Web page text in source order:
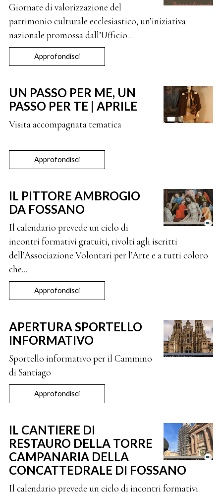
Giornate di valorizzazione del
patrimonio culturale ecclesiastico, un’iniziativa
nazionale promossa dall’Ufficio...
Approfondisci
UN PASSO PER ME, UN
PASSO PER TE | APRILE
Visita accompagnata tematica
Approfondisci
IL PITTORE AMBROGIO
DA FOSSANO
Il calendario prevede un ciclo di
incontri formativi gratuiti, rivolti agli iscritti
dell’Associazione Volontari per l’Arte e a tutti coloro
che...
Approfondisci
APERTURA SPORTELLO
INFORMATIVO
Sportello informativo per il Cammino
di Santiago
Approfondisci
IL CANTIERE DI
RESTAURO DELLA TORRE
CAMPANARIA DELLA
CONCATTEDRALE DI FOSSANO
Il calendario prevede un ciclo di incontri formativi